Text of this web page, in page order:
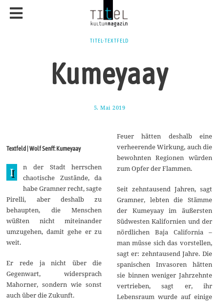
TITEL-TEXTFELD
Kumeyaay
5. Mai 2019
i
2
0
1
9
Textfeld | Wolf Senff: Kumeyaay
I
n der Stadt herrschen
chaotische Zustände, da
habe Gramner recht, sagte
Pirelli, aber deshalb zu
behaupten, die Menschen
wüßten nicht miteinander
umzugehen, damit gehe er zu
weit.
Er rede ja nicht über die
Gegenwart, widersprach
Mahorner, sondern wie sonst
auch über die Zukunft.
Feuer hätten deshalb eine
verheerende Wirkung, auch die
bewohnten Regionen würden
zum Opfer der Flammen.
Seit zehntausend Jahren, sagt
Gramner, lebten die Stämme
der Kumeyaay im äußersten
Südwesten Kalifornien und der
nördlichen Baja California –
man müsse sich das vorstellen,
sagt er: zehntausend Jahre. Die
spanischen Invasoren hätten
sie binnen weniger Jahrzehnte
vertrieben, sagt er, ihr
Lebensraum wurde auf einige